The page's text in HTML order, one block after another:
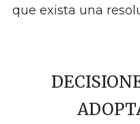
que exista una